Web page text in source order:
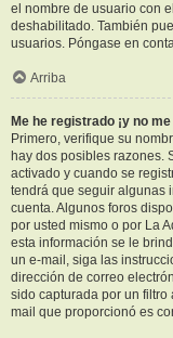
el nombre de usuario con
deshabilitado. También
usuarios. Póngase en
Arriba
Me he registrado ¡y no
Primero, verifique su
hay dos posibles razones.
activado y cuando se
tendrá que seguir algunas
cuenta. Algunos foros
por usted mismo o por La
esta información se le
un e-mail, siga las
dirección de correo
sido capturada por un
mail que proporcionó es